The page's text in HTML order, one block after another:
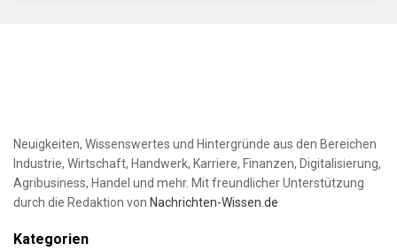
Neuigkeiten, Wissenswertes und Hintergründe aus den Bereichen
Industrie, Wirtschaft, Handwerk, Karriere, Finanzen, Digitalisierung,
Agribusiness, Handel und mehr. Mit freundlicher Unterstützung
durch die Redaktion von Nachrichten-Wissen.de
Kategorien